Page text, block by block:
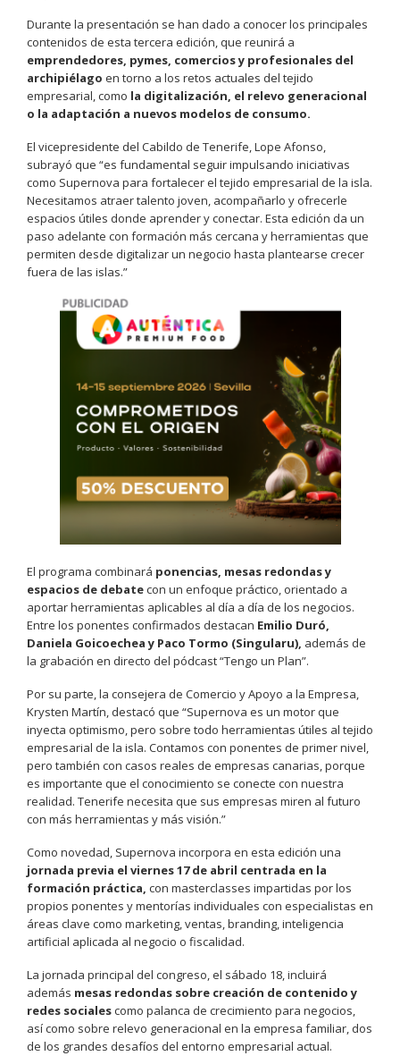
Durante la presentación se han dado a conocer los principales
contenidos de esta tercera edición, que reunirá a
emprendedores, pymes, comercios y profesionales del
archipiélago en torno a los retos actuales del tejido
empresarial, como la digitalización, el relevo generacional
o la adaptación a nuevos modelos de consumo.
El vicepresidente del Cabildo de Tenerife, Lope Afonso,
subrayó que “es fundamental seguir impulsando iniciativas
como Supernova para fortalecer el tejido empresarial de la isla.
Necesitamos atraer talento joven, acompañarlo y ofrecerle
espacios útiles donde aprender y conectar. Esta edición da un
paso adelante con formación más cercana y herramientas que
permiten desde digitalizar un negocio hasta plantearse crecer
fuera de las islas.”
El programa combinará ponencias, mesas redondas y
espacios de debatecon un enfoque práctico, orientado a
aportar herramientas aplicables al día a día de los negocios.
Entre los ponentes confirmados destacan Emilio Duró,
Daniela Goicoechea y Paco Tormo (Singularu), además de
la grabación en directo del pódcast “Tengo un Plan”.
Por su parte, la consejera de Comercio y Apoyo a la Empresa,
Krysten Martín, destacó que “Supernova es un motor que
inyecta optimismo, pero sobre todo herramientas útiles al tejido
empresarial de la isla. Contamos con ponentes de primer nivel,
pero también con casos reales de empresas canarias, porque
es importante que el conocimiento se conecte con nuestra
realidad. Tenerife necesita que sus empresas miren al futuro
con más herramientas y más visión.”
Como novedad, Supernova incorpora en esta edición una
jornada previa el viernes 17 de abril centrada en la
formación práctica, con masterclasses impartidas por los
propios ponentes y mentorías individuales con especialistas en
áreas clave como marketing, ventas, branding, inteligencia
artificial aplicada al negocio o fiscalidad.
La jornada principal del congreso, el sábado 18, incluirá
además mesas redondas sobre creación de contenido y
redes socialescomo palanca de crecimiento para negocios,
así como sobre relevo generacional en la empresa familiar, dos
de los grandes desafíos del entorno empresarial actual.